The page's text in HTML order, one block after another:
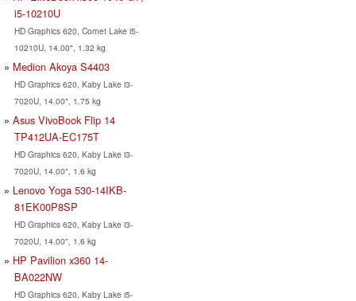
i5-10210U
HD Graphics 620, Comet Lake i5-
10210U, 14.00", 1.32 kg
Medion Akoya S4403
HD Graphics 620, Kaby Lake i3-
7020U, 14.00", 1.75 kg
Asus VivoBook Flip 14
TP412UA-EC175T
HD Graphics 620, Kaby Lake i3-
7020U, 14.00", 1.6 kg
Lenovo Yoga 530-14IKB-
81EK00P8SP
HD Graphics 620, Kaby Lake i3-
7020U, 14.00", 1.6 kg
HP Pavilion x360 14-
BA022NW
HD Graphics 620, Kaby Lake i5-